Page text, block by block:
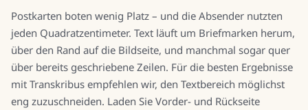
Postkarten boten wenig Platz – und die Absender nutzten
jeden Quadratzentimeter. Text läuft um Briefmarken herum,
über den Rand auf die Bildseite, und manchmal sogar quer
über bereits geschriebene Zeilen. Für die besten Ergebnisse
mit Transkribus empfehlen wir, den Textbereich möglichst
eng zuzuschneiden. Laden Sie Vorder- und Rückseite